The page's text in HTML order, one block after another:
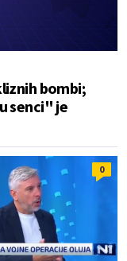
bombi;
senci" je
0